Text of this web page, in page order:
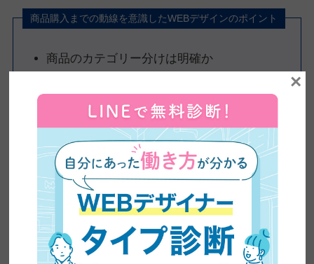
商品購入までの動線を意識したWEBデザインのポイント
商品のカテゴリー分けは明確か
ファーストビューで魅力と価値が伝わるか
カートボタンや購入フローが最短で完了でき
るか
レビューや評価、在庫状況など信頼情報が目
に入りやすいか
×